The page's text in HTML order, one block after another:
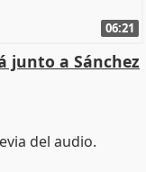
06:21
junto a Sánchez